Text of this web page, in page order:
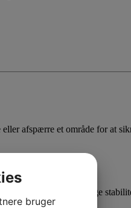
afspærre et område for at
købes separat, for at øge
bruger